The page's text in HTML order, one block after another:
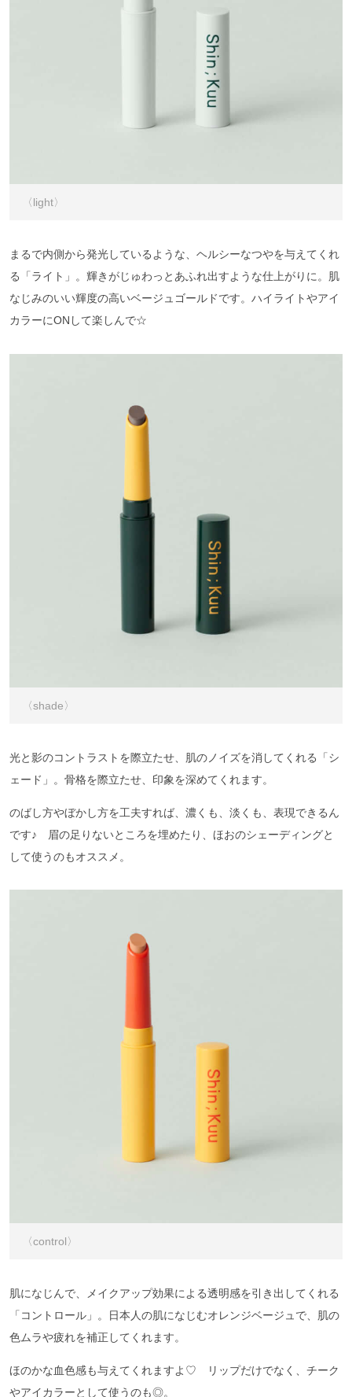
〈light〉
まるで内側から発光しているような、ヘルシーなつやを与えてくれ
る「ライト」。輝きがじゅわっとあふれ出すような仕上がりに。肌
なじみのいい輝度の高いベージュゴールドです。ハイライトやアイ
カラーにONして楽しんで☆
〈shade〉
光と影のコントラストを際立たせ、肌のノイズを消してくれる「シ
ェード」。骨格を際立たせ、印象を深めてくれます。
のばし方やぼかし方を工夫すれば、濃くも、淡くも、表現できるん
です♪ 眉の足りないところを埋めたり、ほおのシェーディングと
して使うのもオススメ。
〈control〉
肌になじんで、メイクアップ効果による透明感を引き出してくれる
「コントロール」。日本人の肌になじむオレンジベージュで、肌の
色ムラや疲れを補正してくれます。
ほのかな血色感も与えてくれますよ♡ リップだけでなく、チーク
やアイカラーとして使うのも◎。